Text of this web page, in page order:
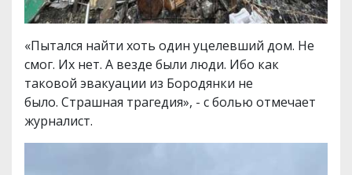
«Пытался найти хоть один уцелевший дом. Не
смог. Их нет. А везде были люди. Ибо как
таковой эвакуации из Бородянки не
было. Страшная трагедия», - с болью отмечает
журналист.